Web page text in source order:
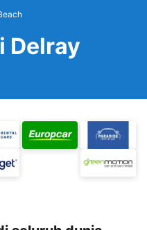
Delray